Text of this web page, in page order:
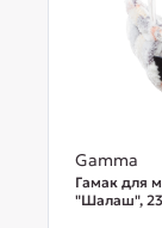
Gamma
Гамак для
"Шалаш",